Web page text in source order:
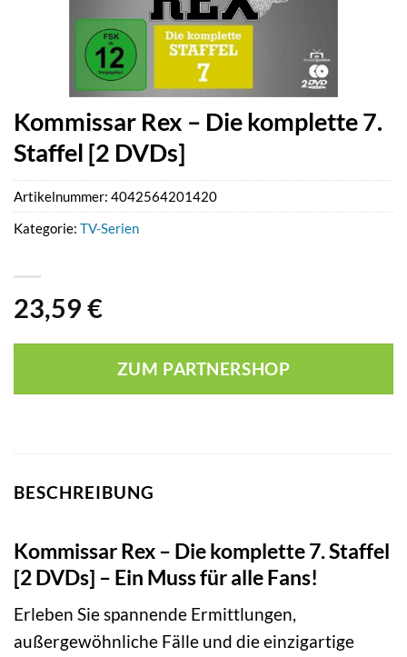
Kommissar Rex – Die komplette 7.
Staffel [2 DVDs]
23,59 €
ZUM PARTNERSHOP
Artikelnummer: 4042564201420
Kategorie: TV-Serien
BESCHREIBUNG
Kommissar Rex – Die komplette 7. Staffel
[2 DVDs] – Ein Muss für alle Fans!
Erleben Sie spannende Ermittlungen,
außergewöhnliche Fälle und die einzigartige